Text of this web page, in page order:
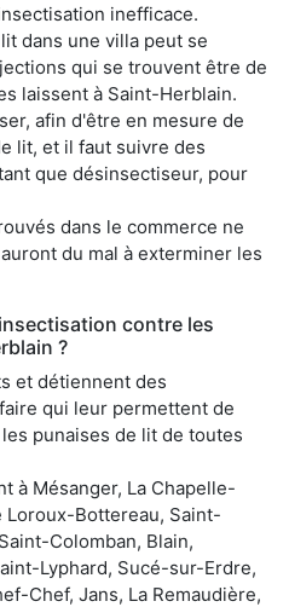
inefficace.
dans une villa peut se
qui se trouvent être de
laissent à Saint-Herblain.
afin d'être en mesure de
lit, et il faut suivre des
que désinsectiseur, pour
dans le commerce ne
du mal à exterminer les
contre les
?
et détiennent des
qui leur permettent de
punaises de lit de toutes
à Mésanger, La Chapelle-
Loroux-Bottereau, Saint-
Colomban, Blain,
Lyphard, Sucé-sur-Erdre,
Chef, Jans, La Remaudière,